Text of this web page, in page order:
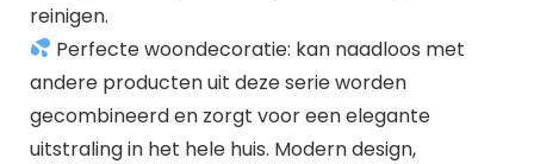
reinigen.
Perfecte woondecoratie: kan naadloos met
andere producten uit deze serie worden
gecombineerd en zorgt voor een elegante
uitstraling in het hele huis. Modern design,